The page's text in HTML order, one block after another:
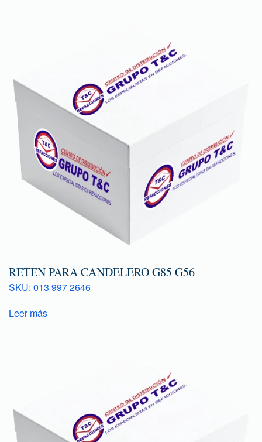
RETEN PARA CANDELERO G85 G56
SKU: 013 997 2646
Leer más